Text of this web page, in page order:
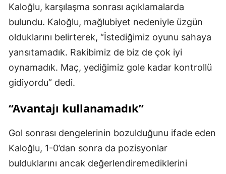
Kaloğlu, karşılaşma sonrası açıklamalarda
bulundu. Kaloğlu, mağlubiyet nedeniyle üzgün
olduklarını belirterek, “İstediğimiz oyunu sahaya
yansıtamadık. Rakibimiz de biz de çok iyi
oynamadık. Maç, yediğimiz gole kadar kontrollü
gidiyordu” dedi.
“Avantajı kullanamadık”
Gol sonrası dengelerinin bozulduğunu ifade eden
Kaloğlu, 1-0’dan sonra da pozisyonlar
bulduklarını ancak değerlendiremediklerini